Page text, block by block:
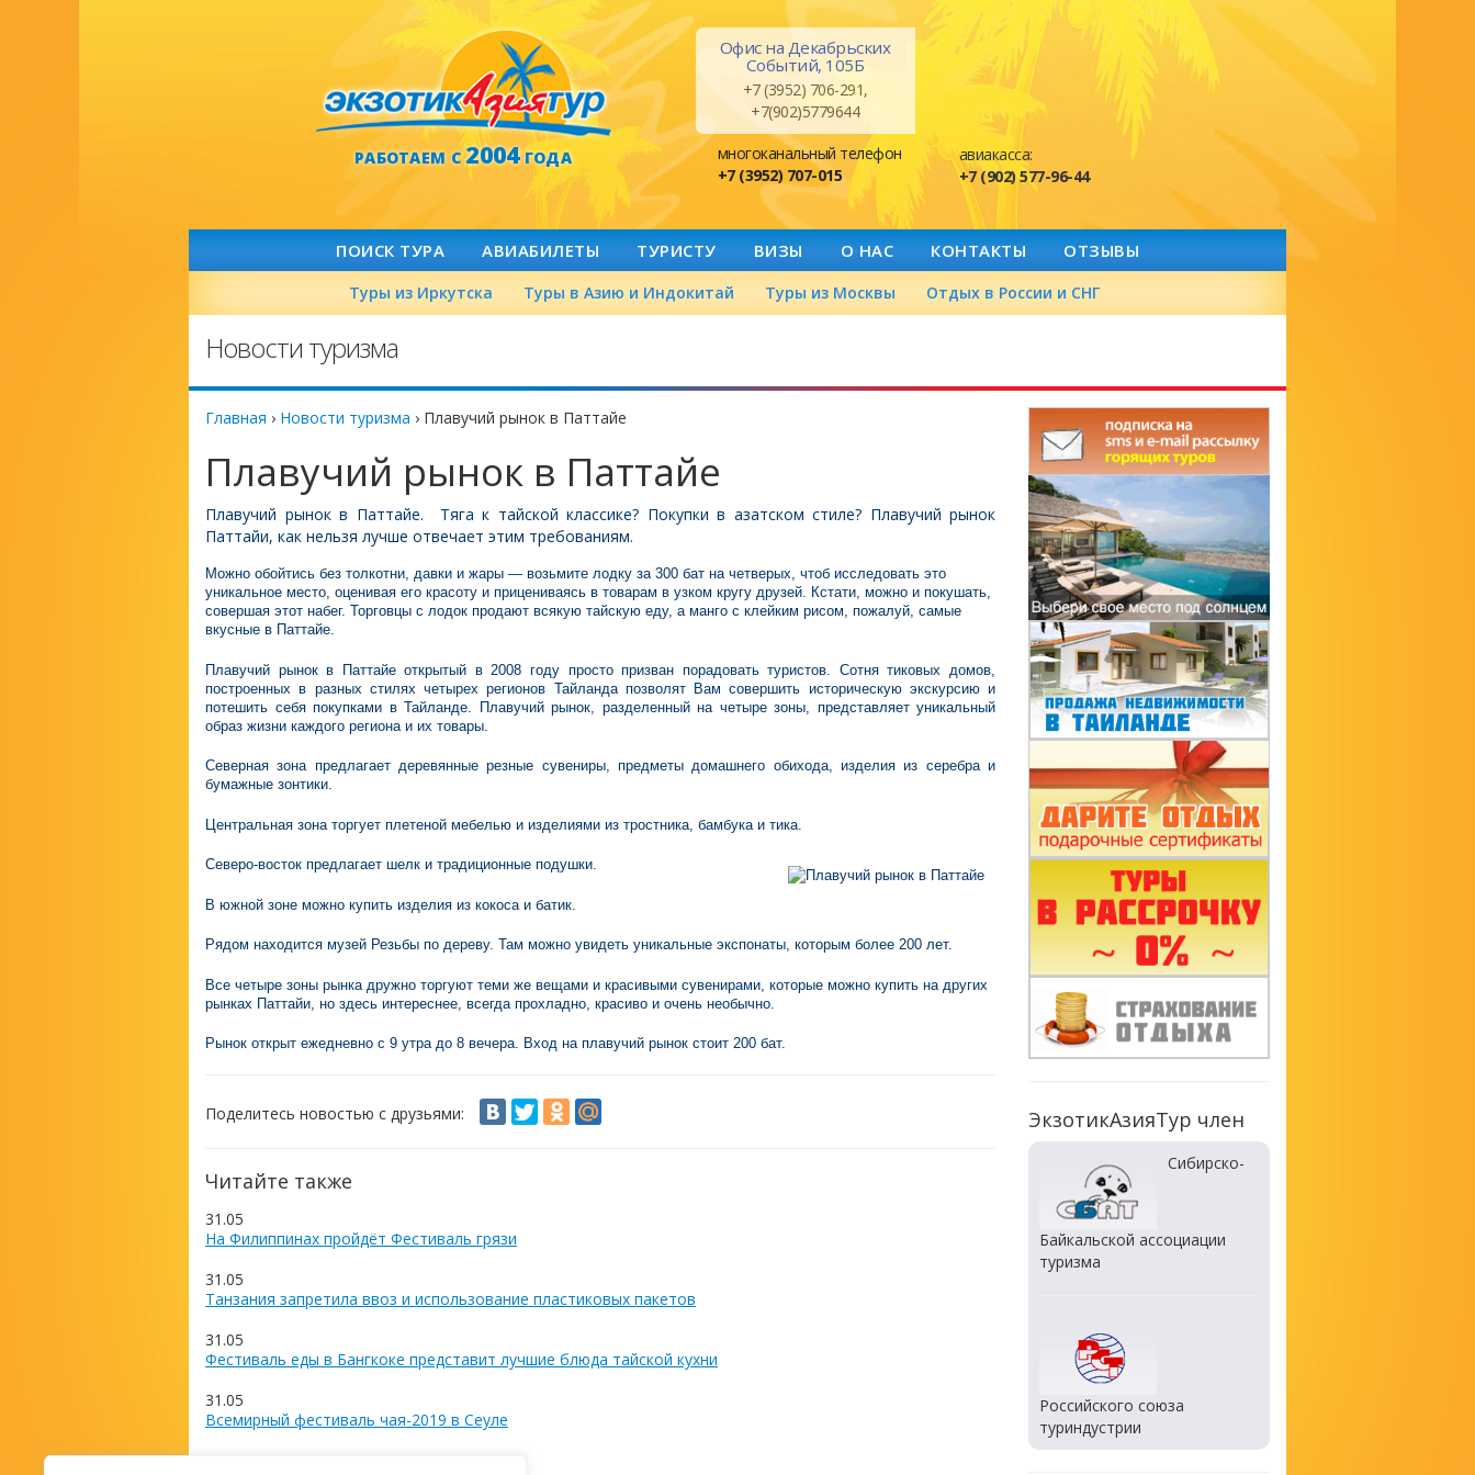
РАБОТАЕМ С2004ГОДА
Офис на Декабрьских
Событий, 105Б
+7 (3952) 706-291,
+7(902)5779644
многоканальный телефон
+7 (3952) 707-015
авиакасса:
+7 (902) 577-96-44
ПОИСК ТУРА АВИАБИЛЕТЫ ТУРИСТУ ВИЗЫ О НАС КОНТАКТЫ ОТЗЫВЫ
Туры из Иркутска Туры в Азию и Индокитай Туры из Москвы Отдых в России и СНГ
Новости туризма
Главная › Новости туризма › Плавучий рынок в Паттайе
Плавучий рынок в Паттайе
Плавучий рынок в Паттайе. Тяга к тайской классике? Покупки в азатском стиле? Плавучий рынок
Паттайи, как нельзя лучше отвечает этим требованиям.
Можно обойтись без толкотни, давки и жары — возьмите лодку за 300 бат на четверых, чтоб исследовать это
уникальное место, оценивая его красоту и прицениваясь в товарам в узком кругу друзей. Кстати, можно и покушать,
совершая этот набег. Торговцы с лодок продают всякую тайскую еду, а манго с клейким рисом, пожалуй, самые
вкусные в Паттайе.
Плавучий рынок в Паттайе открытый в 2008 году просто призван порадовать туристов. Сотня тиковых домов,
построенных в разных стилях четырех регионов Тайланда позволят Вам совершить историческую экскурсию и
потешить себя покупками в Тайланде. Плавучий рынок, разделенный на четыре зоны, представляет уникальный
образ жизни каждого региона и их товары.
Северная зона предлагает деревянные резные сувениры, предметы домашнего обихода, изделия из серебра и
бумажные зонтики.
Центральная зона торгует плетеной мебелью и изделиями из тростника, бамбука и тика.
Северо-восток предлагает шелк и традиционные подушки.
В южной зоне можно купить изделия из кокоса и батик.
Рядом находится музей Резьбы по дереву. Там можно увидеть уникальные экспонаты, которым более 200 лет.
Все четыре зоны рынка дружно торгуют теми же вещами и красивыми сувенирами, которые можно купить на других
рынках Паттайи, но здесь интереснее, всегда прохладно, красиво и очень необычно.
Рынок открыт ежедневно с 9 утра до 8 вечера. Вход на плавучий рынок стоит 200 бат.
Поделитесь новостью с друзьями:
Читайте также
31.05
На Филиппинах пройдёт Фестиваль грязи
31.05
Танзания запретила ввоз и использование пластиковых пакетов
31.05
Фестиваль еды в Бангкоке представит лучшие блюда тайской кухни
31.05
Всемирный фестиваль чая-2019 в Сеуле
ЭкзотикАзияТур член
Сибирско-
Байкальской ассоциации
туризма
Российского союза
туриндустрии